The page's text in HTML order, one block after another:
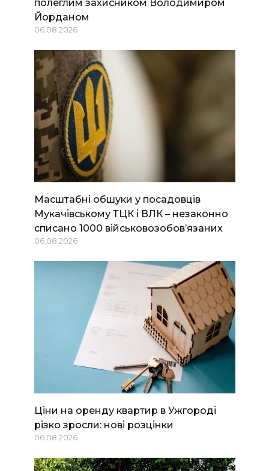
полеглим захисником Володимиром
Йорданом
06.08.2026
Масштабні обшуки у посадовців
Мукачівському ТЦК і ВЛК – незаконно
списано 1000 військовозобов’язаних
06.08.2026
Ціни на оренду квартир в Ужгороді
різко зросли: нові розцінки
06.08.2026